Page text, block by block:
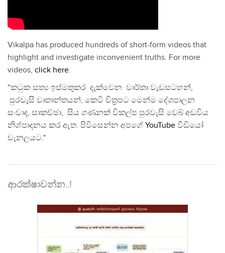
Vikalpa has produced hundreds of short-form videos that
highlight and investigate inconvenient truths. For more
videos, click here.
"කටුක සත්‍ය ඉස්මතුකර දැක්වෙන වාර්තා වැඩසටහන්,
පුරවැසි වෘතාන්තයන්, කෙටි චිත්‍රපට මෙන්ම දේශපාලන
සංවාද, සාකච්ඡා, සිය ගණනක් විකල්ප පුරවැසි වෙබ් අඩවිය
නිශ්පාදනය කර ඇත. පිවිසෙන්න අපගේ YouTube වීඩියෝ
චැනලයට."
ආරක්ෂාවන්න..!